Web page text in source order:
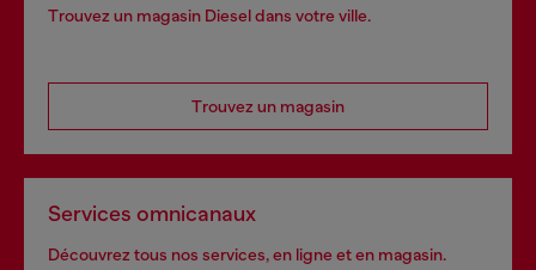
Trouvez un magasin Diesel dans votre ville.
Trouvez un magasin
Services omnicanaux
Découvrez tous nos services, en ligne et en magasin.